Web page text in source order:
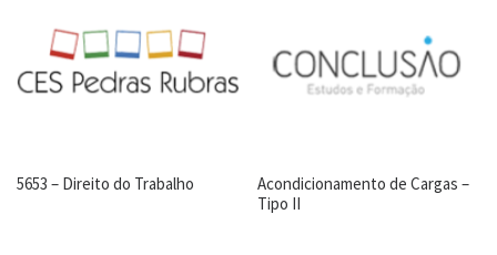
5653 – Direito do Trabalho
Acondicionamento de Cargas –
Tipo II